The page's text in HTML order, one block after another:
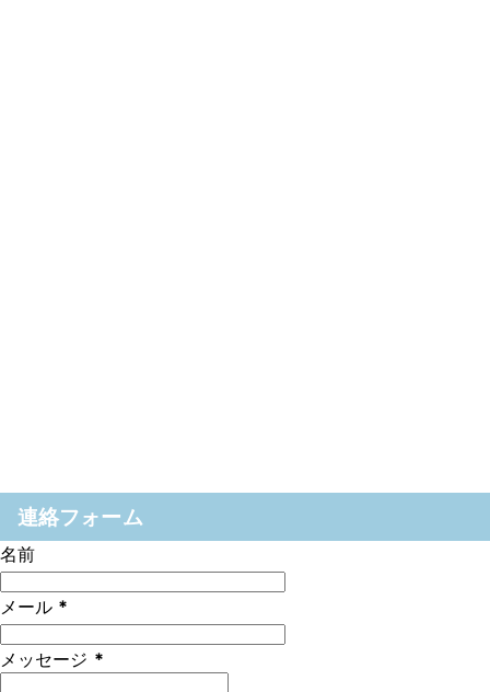
連絡フォーム
名前
メール *
メッセージ *